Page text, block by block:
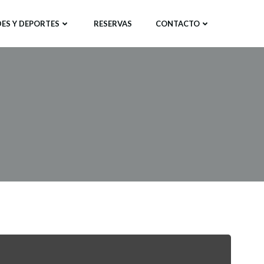
Y DEPORTES RESERVAS CONTACTO